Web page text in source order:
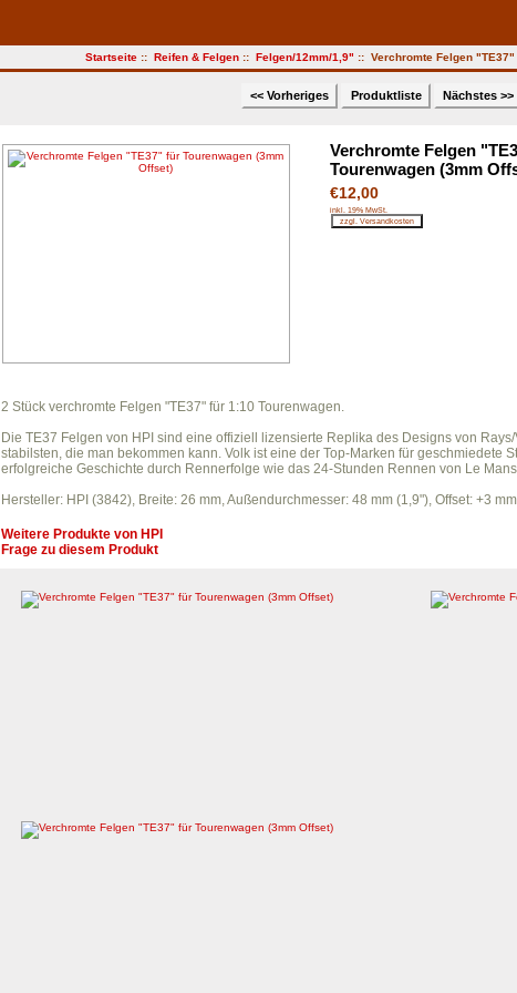
Startseite:: Reifen & Felgen:: Felgen/12mm/1,9" :: Verchromte Felgen "TE37"
<< Vorheriges Produktliste Nächstes >>
Verchromte Felgen
Tourenwagen (3mm
€12,00
inkl. 19% MwSt.
2 Stück verchromte Felgen "TE37" für 1:10 Tourenwagen.
Die TE37 Felgen von HPI sind eine offiziell lizensierte Replika des Designs von
stabilsten, die man bekommen kann. Volk ist eine der Top-Marken für geschmiedete
erfolgreiche Geschichte durch Rennerfolge wie das 24-Stunden Rennen von Le
Hersteller: HPI (3842), Breite: 26 mm, Außendurchmesser: 48 mm (1,9"), Offset: +3
Weitere Produkte von HPI
Frage zu diesem Produkt